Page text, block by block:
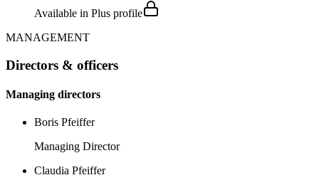
Available in Plus profile
MANAGEMENT
Directors & officers
Managing directors
Boris Pfeiffer
Managing Director
Claudia Pfeiffer